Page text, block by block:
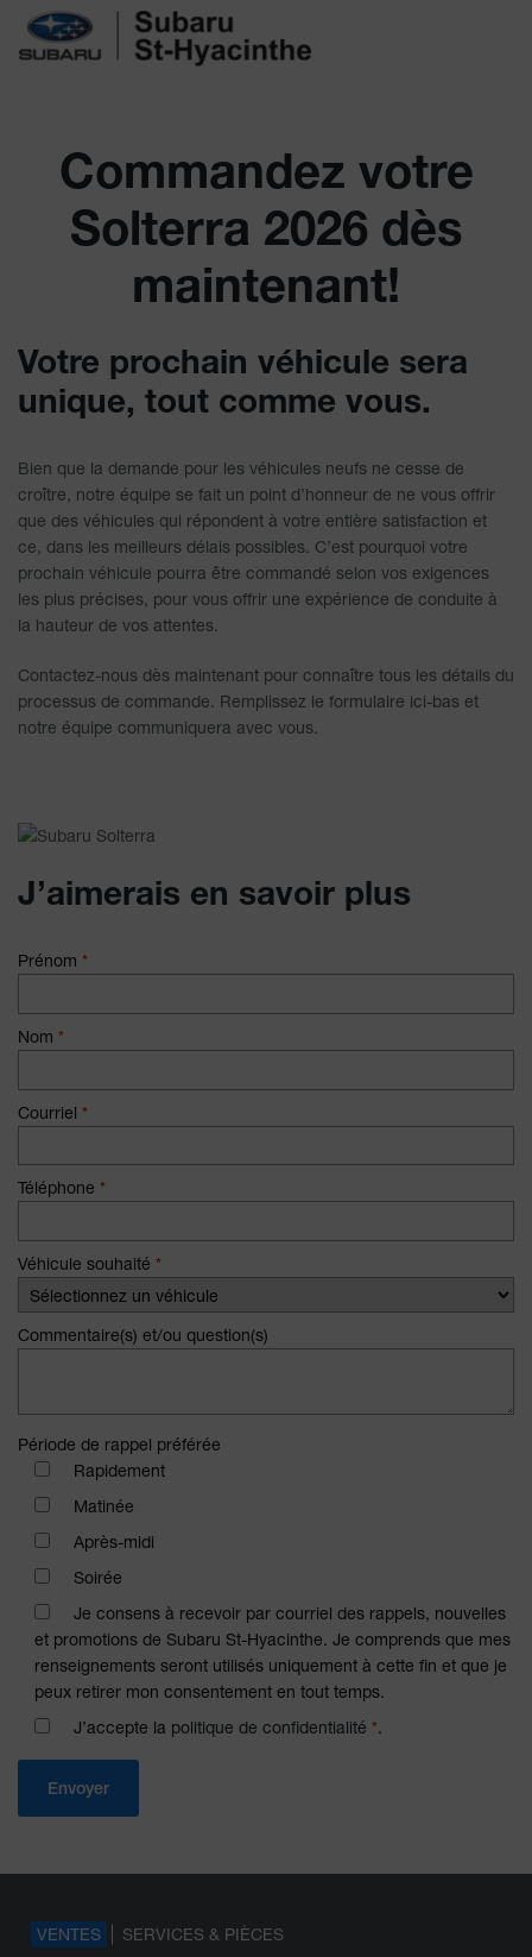
Commandez votre
Solterra 2026 dès
maintenant!
Votre prochain véhicule sera
unique, tout comme vous.
Bien que la demande pour les véhicules neufs ne cesse de
croître, notre équipe se fait un point d’honneur de ne vous offrir
que des véhicules qui répondent à votre entière satisfaction et
ce, dans les meilleurs délais possibles. C’est pourquoi votre
prochain véhicule pourra être commandé selon vos exigences
les plus précises, pour vous offrir une expérience de conduite à
la hauteur de vos attentes.
Contactez-nous dès maintenant pour connaître tous les détails du
processus de commande. Remplissez le formulaire ici-bas et
notre équipe communiquera avec vous.
J’aimerais en savoir plus
Prénom *
Nom *
Courriel *
Téléphone *
Véhicule souhaité *
Commentaire(s) et/ou question(s)
Période de rappel préférée
Rapidement
Matinée
Après-midi
Soirée
Je consens à recevoir par courriel des rappels, nouvelles
et promotions de Subaru St-Hyacinthe. Je comprends que mes
renseignements seront utilisés uniquement à cette fin et que je
peux retirer mon consentement en tout temps.
J’accepte la politique de confidentialité *.
VENTES SERVICES & PIÈCES